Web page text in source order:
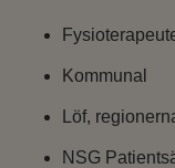
Kommunal
Löf,
NSG